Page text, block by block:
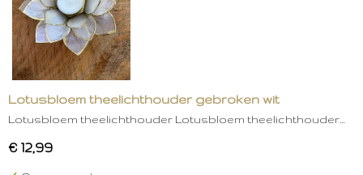
Lotusbloem theelichthouder gebroken wit
Lotusbloem theelichthouder Lotusbloem theelichthouder…
€ 12,99